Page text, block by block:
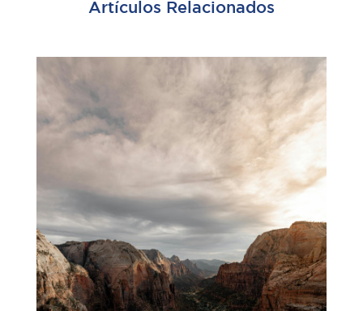
Artículos Relacionados